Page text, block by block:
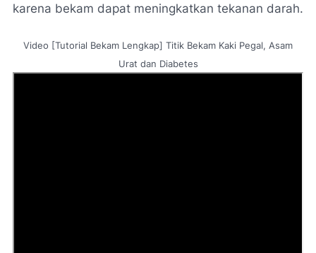
karena bekam dapat meningkatkan tekanan darah.
Video [Tutorial Bekam Lengkap] Titik Bekam Kaki Pegal, Asam
Urat dan Diabetes